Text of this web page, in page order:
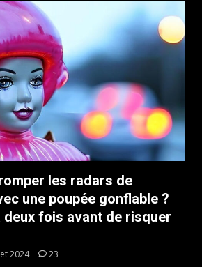
les radars de
une poupée gonflable ?
deux fois avant de risquer
2024 23